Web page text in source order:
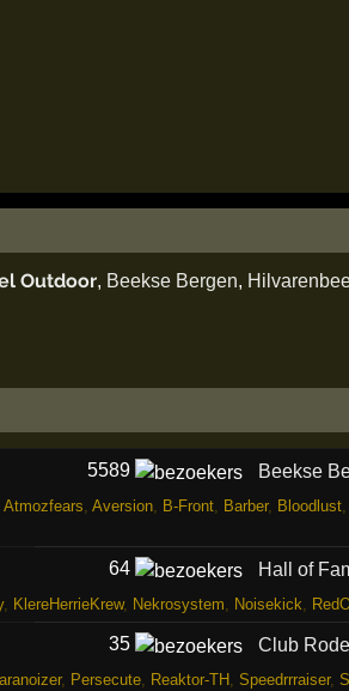
Outdoor, Beekse Bergen,
5589 Beekse
Atmozfears Aversion, B-Front, Barber, Bloodlust,
64 Hall of
, KlereHerrieKrew, Nekrosystem Noisekick
35 Club
, Persecute, Reaktor-TH, Speedrrraiser,